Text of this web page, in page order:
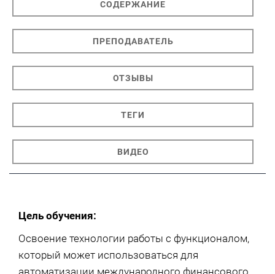
СОДЕРЖАНИЕ
ПРЕПОДАВАТЕЛЬ
ОТЗЫВЫ
ТЕГИ
ВИДЕО
Цель обучения:
Освоение технологии работы с функционалом,
который может использоваться для